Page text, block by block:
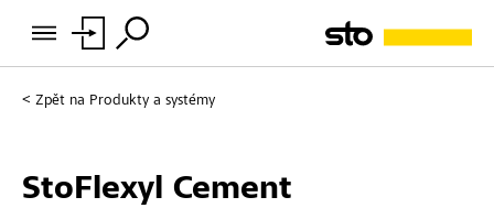
Zpět na Produkty a systémy
StoFlexyl Cement